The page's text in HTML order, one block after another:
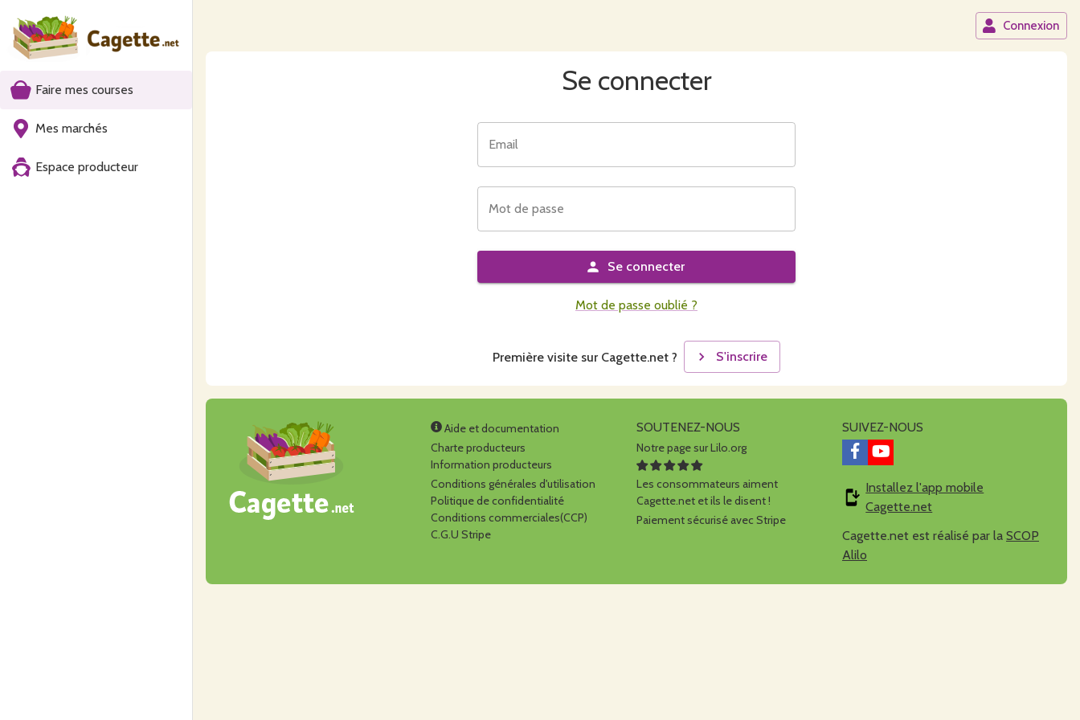
Faire mes courses
Mes marchés
Espace producteur
Connexion
Se connecter
Email
Mot de passe
Se connecter
Mot de passe oublié ?
Première visite sur Cagette.net ? S'inscrire
Aide et documentation
Charte producteurs
Information producteurs
Conditions générales d'utilisation
Politique de confidentialité
Conditions commerciales(CCP)
C.G.U Stripe
SOUTENEZ-NOUS
Notre page sur Lilo.org
Les consommateurs aiment
Cagette.net et ils le disent !
Paiement sécurisé avec Stripe
SUIVEZ-NOUS
Installez l'app mobile
Cagette.net
Cagette.net est réalisé par la SCOP
Alilo